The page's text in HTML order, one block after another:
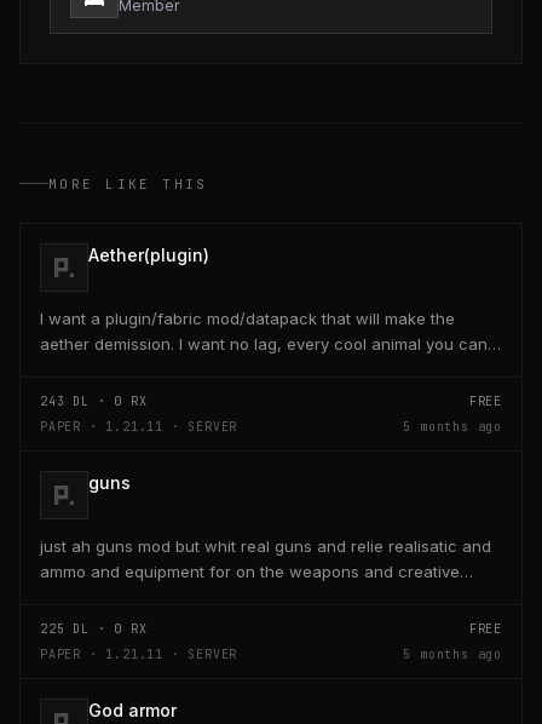
Member
MORE LIKE THIS
Aether(plugin)
I want a plugin/fabric mod/datapack that will make the
aether demission. I want no lag, every cool animal you can
243 DL · 0 RX
FREE
PAPER · 1.21.11 · SERVER
5 months ago
guns
just ah guns mod but whit real guns and relie realisatic and
ammo and equipment for on the weapons and creative
225 DL · 0 RX
FREE
PAPER · 1.21.11 · SERVER
5 months ago
God armor